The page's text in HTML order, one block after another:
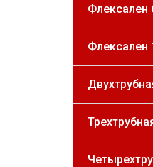
Флексален
Флексален